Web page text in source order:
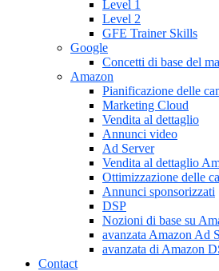
Level 1
Level 2
GFE Trainer Skills
Google
Concetti di base del
Amazon
Pianificazione delle
Marketing Cloud
Vendita al dettaglio
Annunci video
Ad Server
Vendita al dettaglio
Ottimizzazione delle
Annunci sponsorizzati
DSP
Nozioni di base su
avanzata Amazon Ad
avanzata di Amazon
Contact